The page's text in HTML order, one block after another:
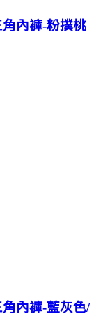
內褲-粉撲桃
內褲-藍灰色/